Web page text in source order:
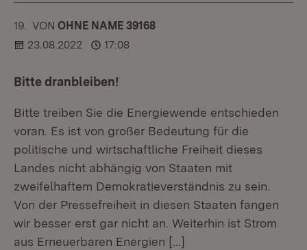
19. KOMMENTAR
VON :OHNE NAME 39168
23.08.2022
17:08
Bitte dranbleiben!
Bitte treiben Sie die Energiewende entschieden
voran. Es ist von großer Bedeutung für die
politische und wirtschaftliche Freiheit dieses
Landes nicht abhängig von Staaten mit
zweifelhaftem Demokratieverständnis zu sein.
Von der Pressefreiheit in diesen Staaten fangen
wir besser erst gar nicht an. Weiterhin ist Strom
aus Erneuerbaren Energien […]